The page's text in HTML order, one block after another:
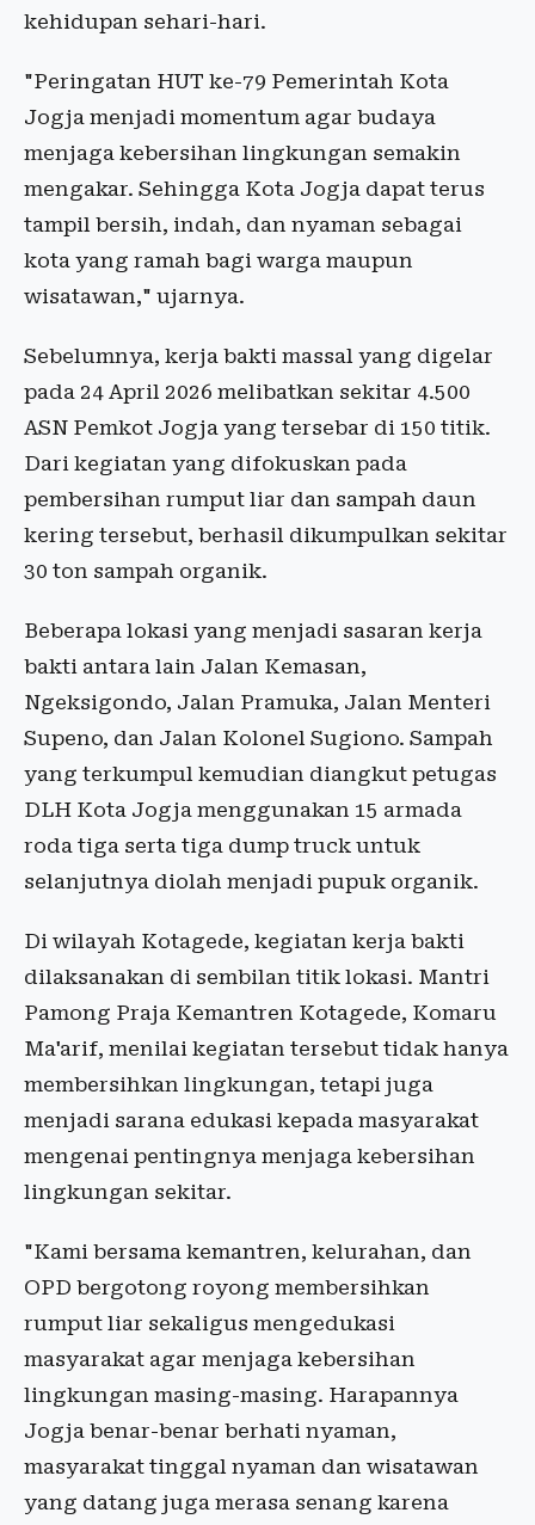
kehidupan sehari-hari.
"Peringatan HUT ke-79 Pemerintah Kota
Jogja menjadi momentum agar budaya
menjaga kebersihan lingkungan semakin
mengakar. Sehingga Kota Jogja dapat terus
tampil bersih, indah, dan nyaman sebagai
kota yang ramah bagi warga maupun
wisatawan," ujarnya.
Sebelumnya, kerja bakti massal yang digelar
pada 24 April 2026 melibatkan sekitar 4.500
ASN Pemkot Jogja yang tersebar di 150 titik.
Dari kegiatan yang difokuskan pada
pembersihan rumput liar dan sampah daun
kering tersebut, berhasil dikumpulkan sekitar
30 ton sampah organik.
Beberapa lokasi yang menjadi sasaran kerja
bakti antara lain Jalan Kemasan,
Ngeksigondo, Jalan Pramuka, Jalan Menteri
Supeno, dan Jalan Kolonel Sugiono. Sampah
yang terkumpul kemudian diangkut petugas
DLH Kota Jogja menggunakan 15 armada
roda tiga serta tiga dump truck untuk
selanjutnya diolah menjadi pupuk organik.
Di wilayah Kotagede, kegiatan kerja bakti
dilaksanakan di sembilan titik lokasi. Mantri
Pamong Praja Kemantren Kotagede, Komaru
Ma'arif, menilai kegiatan tersebut tidak hanya
membersihkan lingkungan, tetapi juga
menjadi sarana edukasi kepada masyarakat
mengenai pentingnya menjaga kebersihan
lingkungan sekitar.
"Kami bersama kemantren, kelurahan, dan
OPD bergotong royong membersihkan
rumput liar sekaligus mengedukasi
masyarakat agar menjaga kebersihan
lingkungan masing-masing. Harapannya
Jogja benar-benar berhati nyaman,
masyarakat tinggal nyaman dan wisatawan
yang datang juga merasa senang karena